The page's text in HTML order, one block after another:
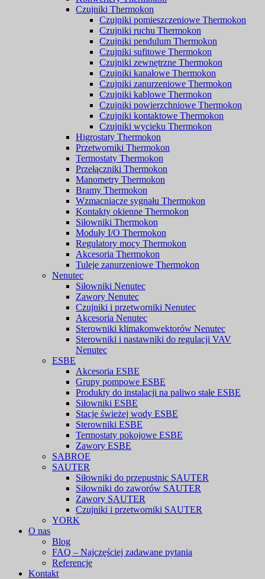
Czujniki Thermokon
Czujniki pomieszczeniowe Thermokon
Czujniki ruchu Thermokon
Czujniki pendulum Thermokon
Czujniki sufitowe Thermokon
Czujniki zewnętrzne Thermokon
Czujniki kanałowe Thermokon
Czujniki zanurzeniowe Thermokon
Czujniki kablowe Thermokon
Czujniki powierzchniowe Thermokon
Czujniki kontaktowe Thermokon
Czujniki wycieku Thermokon
Higrostaty Thermokon
Przetworniki Thermokon
Termostaty Thermokon
Przełączniki Thermokon
Manometry Thermokon
Bramy Thermokon
Wzmacniacze sygnału Thermokon
Kontakty okienne Thermokon
Siłowniki Thermokon
Moduły I/O Thermokon
Regulatory mocy Thermokon
Akcesoria Thermokon
Tuleje zanurzeniowe Thermokon
Nenutec
Siłowniki Nenutec
Zawory Nenutec
Czujniki i przetworniki Nenutec
Akcesoria Nenutec
Sterowniki klimakonwektorów Nenutec
Sterowniki i nastawniki do regulacji VAV
Nenutec
ESBE
Akcesoria ESBE
Grupy pompowe ESBE
Produkty do instalacji na paliwo stałe ESBE
Siłowniki ESBE
Stacje świeżej wody ESBE
Sterowniki ESBE
Termostaty pokojowe ESBE
Zawory ESBE
SABROE
SAUTER
Siłowniki do przepustnic SAUTER
Siłowniki do zaworów SAUTER
Zawory SAUTER
Czujniki i przetworniki SAUTER
YORK
O nas
Blog
FAQ – Najczęściej zadawane pytania
Referencje
Kontakt